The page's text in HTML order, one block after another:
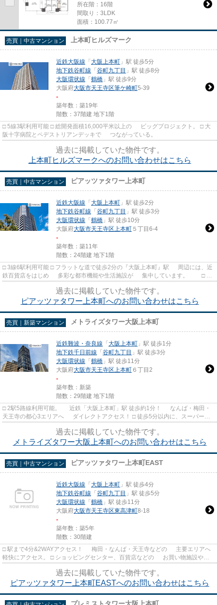
所在階：16階
間取り：3LDK
面積：100.77㎡
売買｜中古マンション 上本町ヒルズマーク
近鉄大阪線 「 大阪上本町 」駅 徒歩5分
地下鉄谷町線 「 谷町九丁目 」駅 徒歩8分
大阪環状線 「 鶴橋 」駅 徒歩9分
大阪府大阪市天王寺区筆ケ崎町5-39
-
築年数：築19年
階数：37階建 地下1階
□ 5線3駅利用可能 □ 総開発面積16,000平米以上の ビッグプロジェクト。 □ 大
阪十字病院とペデストリアンデッキで つながっている。
過去に掲載していた物件です。
上本町ヒルズマークへのお問い合わせはこちら
売買｜中古マンション ピアッツァタワー上本町
近鉄大阪線 「 大阪上本町 」駅 徒歩2分
地下鉄谷町線 「 谷町九丁目 」駅 徒歩3分
大阪環状線 「 鶴橋 」駅 徒歩10分
大阪府大阪市天王寺区上本町 ５丁目6-4
-
築年数：築11年
階数：24階建 地下1階
□ 3線6駅利用可能 □ フラットな道で徒歩2分の『大阪上本町』駅 周辺には、近
鉄百貨店をはじめ 多彩な都市機能や生活施設が 集中しています。 □ 大
過去に掲載していた物件です。
ピアッツァタワー上本町へのお問い合わせはこちら
売買｜新築マンション メトライズタワー大阪上本町
近鉄難波・奈良線 「 大阪上本町 」駅 徒歩1分
地下鉄千日前線 「 谷町九丁目 」駅 徒歩3分
大阪環状線 「 鶴橋 」駅 徒歩11分
大阪府大阪市天王寺区上本町 ６丁目2
-
築年数：新築
階数：29階建 地下1階
□ 2駅5路線利用可能。 近鉄「大阪上本町」駅 徒歩約1分！ なんば・梅田・
天王寺の都心3エリアへ ダイレクトアクセス！ □ 徒歩5分以内に、スーパーや
過去に掲載していた物件です。
メトライズタワー大阪上本町へのお問い合わせはこちら
売買｜中古マンション ピアッツァタワー上本町EAST
近鉄大阪線 「 大阪上本町 」駅 徒歩4分
地下鉄谷町線 「 谷町九丁目 」駅 徒歩5分
大阪環状線 「 鶴橋 」駅 徒歩11分
大阪府大阪市天王寺区東高津町8-18
-
築年数：築5年
階数：30階建
□ 駅まで4分&2WAYアクセス！ 梅田・なんば・天王寺などの 主要エリアへ
軽快にアクセス。 □ ショッピングセンター、百貨店などの お買い物施設や、
過去に掲載していた物件です。
ピアッツァタワー上本町EASTへのお問い合わせはこちら